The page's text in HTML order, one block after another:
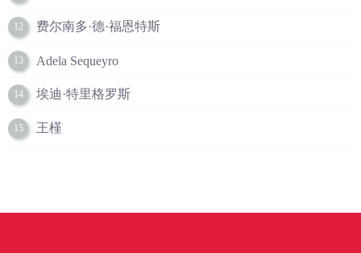
12 费尔南多·德·福恩特斯
13 Adela Sequeyro
14 埃迪·特里格罗斯
15 王槿